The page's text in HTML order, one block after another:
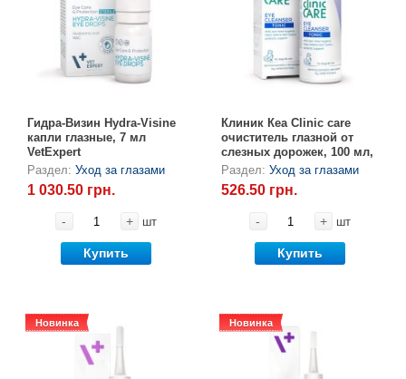
Гидра-Визин Hydra-Visine
капли глазные, 7 мл
VetExpert
Раздел:Уход за глазами
1 030.50 грн.
- + шт
Купить
Клиник Кеа Clinic care
очиститель глазной от
слезных дорожек, 100 мл,
VetExpert
Раздел:Уход за глазами
526.50 грн.
- + шт
Купить
Новинка
Новинка Новинка
Новинка